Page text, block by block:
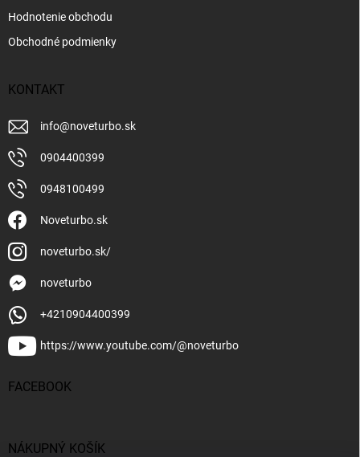
Hodnotenie obchodu
Obchodné podmienky
KONTAKT
info@noveturbo.sk
0904400399
0948100499
Noveturbo.sk
noveturbo.sk/
noveturbo
+4210904400399
https://www.youtube.com/@noveturbo
FACEBOOK
NÁKUPNÝ KOŠÍK